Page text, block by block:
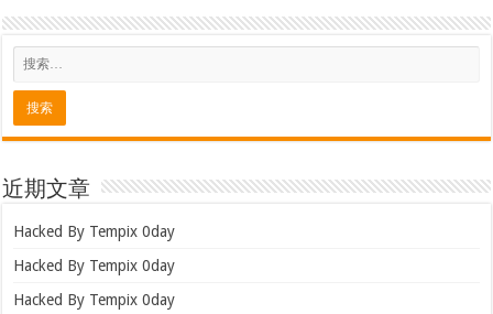
近期文章
Hacked By Tempix 0day
Hacked By Tempix 0day
Hacked By Tempix 0day